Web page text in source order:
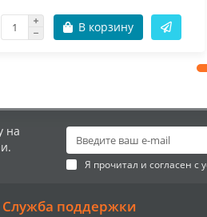
В корзину
на
Я прочитал и согласен с
Служба поддержки